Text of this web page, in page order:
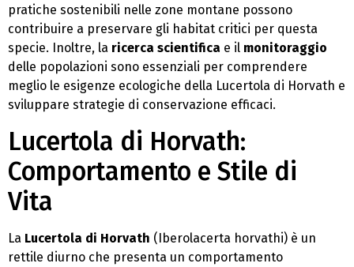
pratiche sostenibili nelle zone montane possono
contribuire a preservare gli habitat critici per questa
specie. Inoltre, la ricerca scientifica e il monitoraggio
delle popolazioni sono essenziali per comprendere
meglio le esigenze ecologiche della Lucertola di Horvath e
sviluppare strategie di conservazione efficaci.
Lucertola di Horvath:
Comportamento e Stile di
Vita
La Lucertola di Horvath (Iberolacerta horvathi) è un
rettile diurno che presenta un comportamento